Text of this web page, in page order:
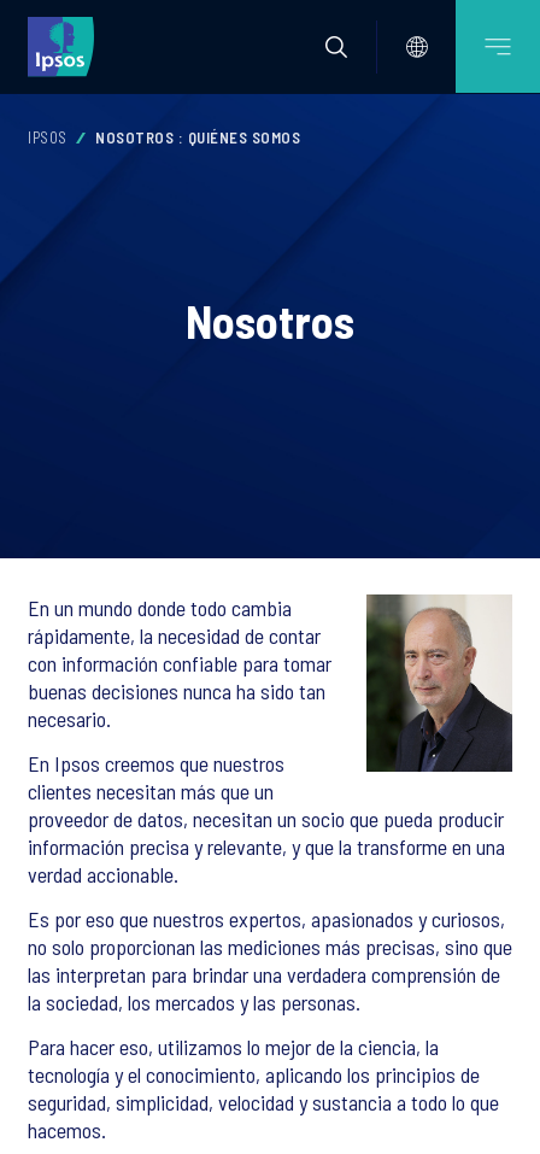
IPSOS NOSOTROS : QUIÉNES SOMOS
Nosotros
En un mundo donde todo cambia
rápidamente, la necesidad de contar
con información confiable para tomar
buenas decisiones nunca ha sido tan
necesario.
En Ipsos creemos que nuestros
clientes necesitan más que un
proveedor de datos, necesitan un socio que pueda producir
información precisa y relevante, y que la transforme en una
verdad accionable.
Es por eso que nuestros expertos, apasionados y curiosos,
no solo proporcionan las mediciones más precisas, sino que
las interpretan para brindar una verdadera comprensión de
la sociedad, los mercados y las personas.
Para hacer eso, utilizamos lo mejor de la ciencia, la
tecnología y el conocimiento, aplicando los principios de
seguridad, simplicidad, velocidad y sustancia a todo lo que
hacemos.